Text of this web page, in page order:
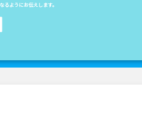
るようにお伝えします。